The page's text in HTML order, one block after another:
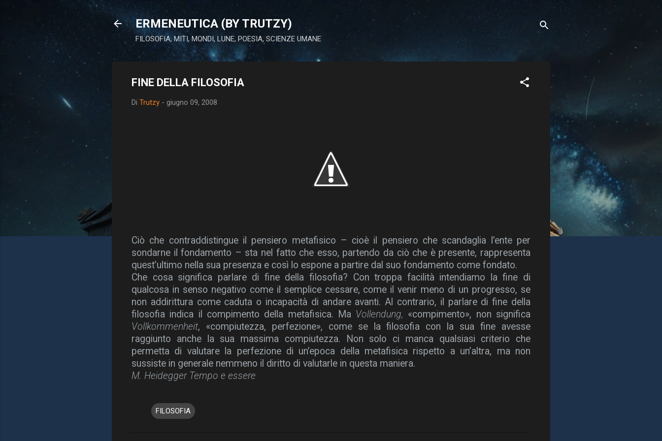
ERMENEUTICA (BY TRUTZY)
FILOSOFIA, MITI, MONDI, LUNE, POESIA, SCIENZE UMANE
FINE DELLA FILOSOFIA
Di Trutzy - giugno 09, 2008
Ciò che contraddistingue il pensiero metafisico – cioè il pensiero che scandaglia l’ente per
sondarne il fondamento – sta nel fatto che esso, partendo da ciò che è presente, rappresenta
quest’ultimo nella sua presenza e così lo espone a partire dal suo fondamento come fondato.
Che cosa significa parlare di fine della filosofia? Con troppa facilità intendiamo la fine di
qualcosa in senso negativo come il semplice cessare, come il venir meno di un progresso, se
non addirittura come caduta o incapacità di andare avanti. Al contrario, il parlare di fine della
filosofia indica il compimento della metafisica. Ma Vollendung, «compimento», non significa
Vollkommenheit, «compiutezza, perfezione», come se la filosofia con la sua fine avesse
raggiunto anche la sua massima compiutezza. Non solo ci manca qualsiasi criterio che
permetta di valutare la perfezione di un’epoca della metafisica rispetto a un’altra, ma non
sussiste in generale nemmeno il diritto di valutarle in questa maniera.
M. Heidegger Tempo e essere
FILOSOFIA